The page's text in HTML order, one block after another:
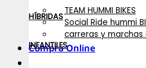
TEAM HUMMI BIKES
Social Ride hummi
carreras y marchas
Compra Online
HÍBRIDAS
INFANTILES